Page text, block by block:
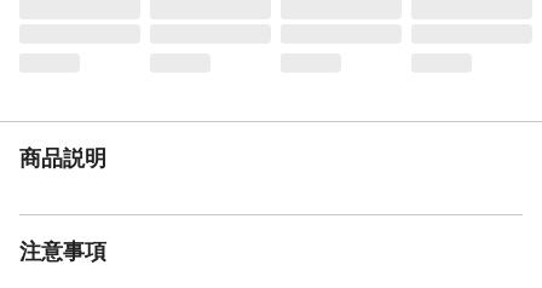
す。
備考1
商品説明
注意事項